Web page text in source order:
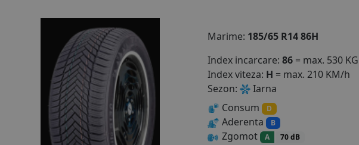
Marime: 185/65 R14 86H
Index incarcare: 86 = max. 530 KG
Index viteza: H = max. 210 KM/h
Sezon:
Iarna
Consum
D
Aderenta B
Zgomot A 70 dB